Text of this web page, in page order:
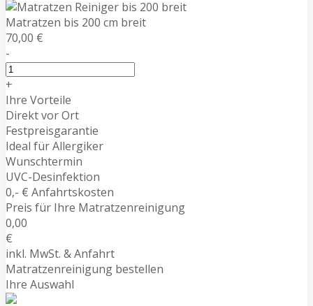
Matratzen bis 200 cm breit
70,00 €
-
+
Ihre Vorteile
Direkt vor Ort
Festpreisgarantie
Ideal für Allergiker
Wunschtermin
UVC-Desinfektion
0,- € Anfahrtskosten
Preis für Ihre Matratzenreinigung
0,00
€
inkl. MwSt. & Anfahrt
Matratzenreinigung bestellen
Ihre Auswahl